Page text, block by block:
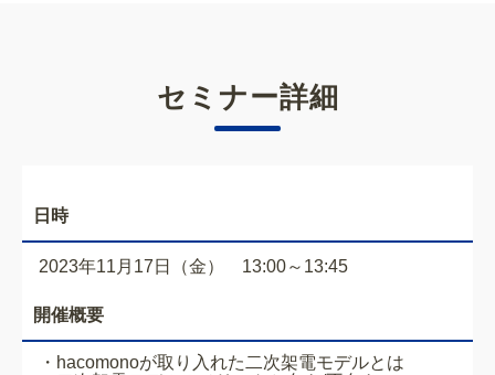
セミナー詳細
日時
2023年11月17日（金） 13:00～13:45
開催概要
・hacomonoが取り入れた二次架電モデルとは